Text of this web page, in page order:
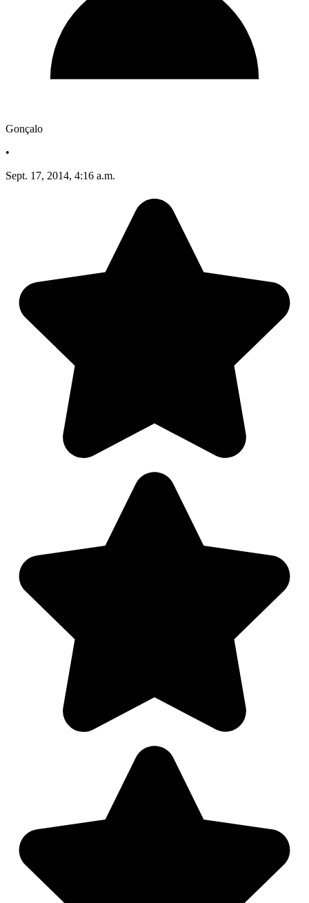
Gonçalo
•
Sept. 17, 2014, 4:16 a.m.